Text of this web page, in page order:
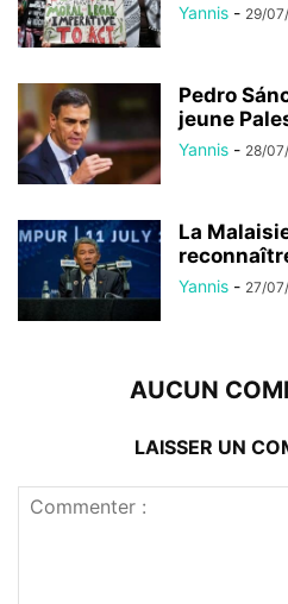
Yannis - 29/
Pedro
jeune
Yannis - 28/
La
Yannis - 27/
AUCUN
LAISSER UN